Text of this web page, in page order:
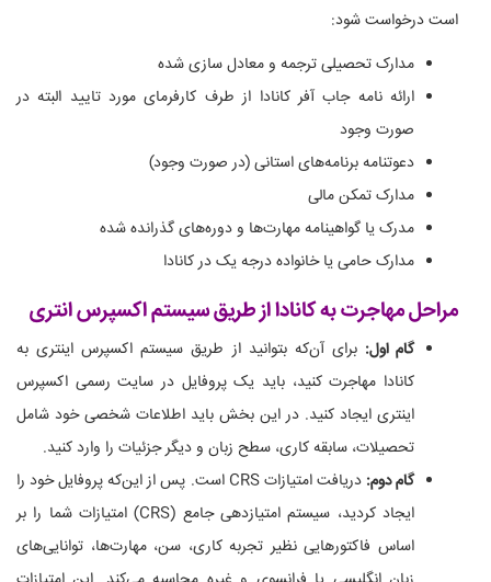
است درخواست شود:
مدارک تحصیلی ترجمه و معادل سازی شده
ارائه نامه جاب آفر کانادا از طرف کارفرمای مورد تایید البته در
صورت وجود
دعوتنامه برنامه‌های استانی (در صورت وجود)
مدارک تمکن مالی
مدرک یا گواهینامه مهارت‌ها و دوره‌های گذرانده شده
مدارک حامی یا خانواده درجه یک در کانادا
مراحل مهاجرت به کانادا از طریق سیستم اکسپرس انتری
گام اول: برای آن‌که بتوانید از طریق سیستم اکسپرس اینتری به
کانادا مهاجرت کنید، باید یک پروفایل در سایت رسمی اکسپرس
اینتری ایجاد کنید. در این بخش باید اطلاعات شخصی خود شامل
تحصیلات، سابقه کاری، سطح زبان و دیگر جزئیات را وارد کنید.
گام دوم:
دریافت امتیازات CRS است. پس از این‌که پروفایل خود را
ایجاد کردید، سیستم امتیازدهی جامع (CRS) امتیازات شما را بر
اساس فاکتورهایی نظیر تجربه کاری، سن، مهارت‌ها، توانایی‌های